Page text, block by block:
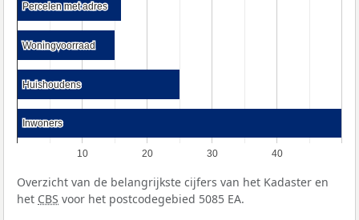
10 20 30 40
Percelen met adres
Percelen met adres
Woningvoorraad
Woningvoorraad
Huishoudens
Huishoudens
Inwoners
Inwoners
Overzicht van de belangrijkste cijfers van het Kadaster en
het CBS voor het postcodegebied 5085 EA.